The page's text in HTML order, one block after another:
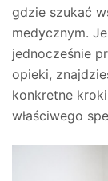
gdzie szukać
medycznym.
jednocześnie
opieki,
konkretne
właściwego